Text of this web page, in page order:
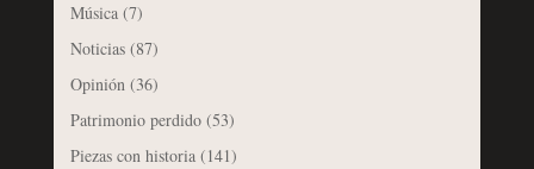
Música(7)
Noticias(87)
Opinión(36)
Patrimonio perdido(53)
Piezas con historia(141)